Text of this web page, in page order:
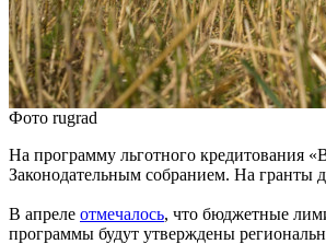
Фото rugrad
На программу льготного кредитования
Законодательным собранием. На гранты
В апреле отмечалось, что бюджетные
программы будут утверждены